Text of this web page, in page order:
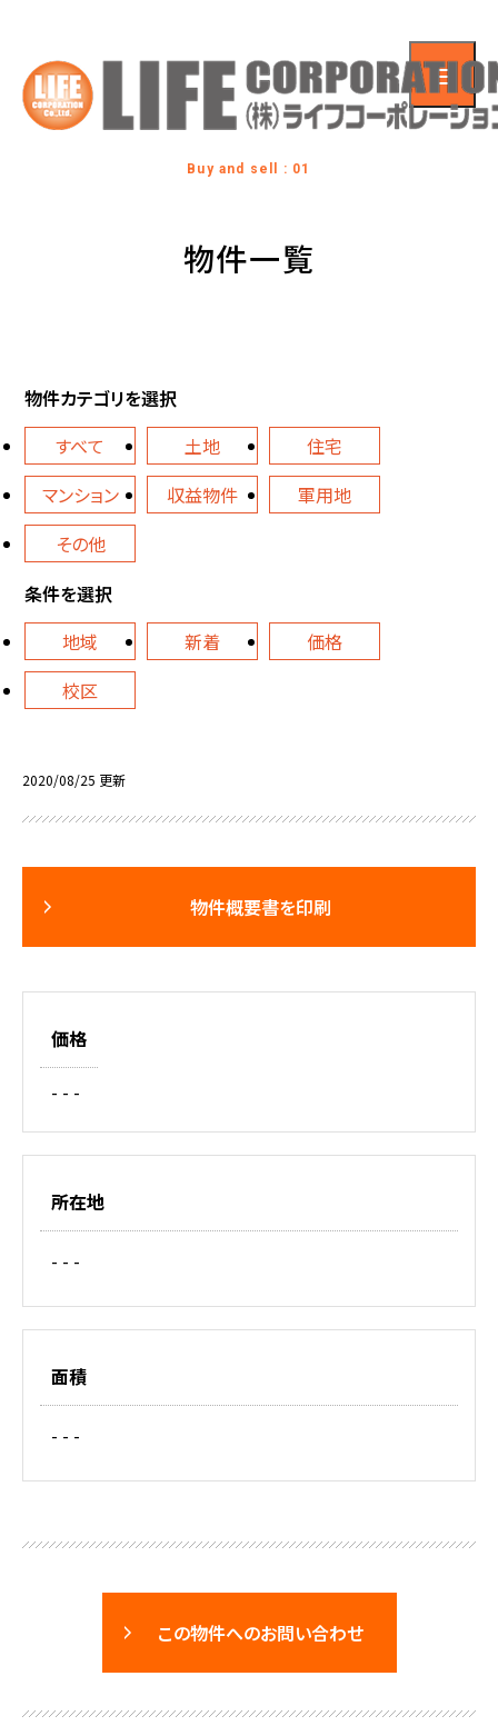
Buy and sell : 01
物件一覧
物件カテゴリを選択
すべて
土地
住宅
マンション
収益物件
軍用地
その他
条件を選択
地域
新着
価格
校区
2020/08/25 更新
物件概要書を印刷
価格
- - -
所在地
- - -
面積
- - -
この物件へのお問い合わせ